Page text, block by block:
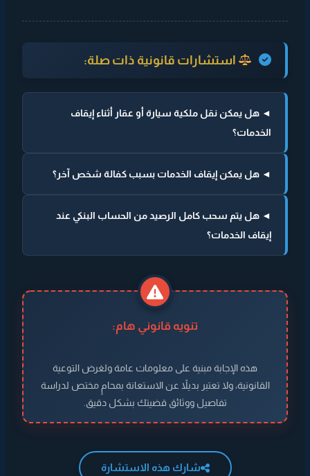
استشارات قانونية ذات صلة:
◄ هل يمكن نقل ملكية سيارة أو عقار أثناء إيقاف
الخدمات؟
◄ هل يمكن إيقاف الخدمات بسبب كفالة شخص آخر؟
◄ هل يتم سحب كامل الرصيد من الحساب البنكي عند
إيقاف الخدمات؟
تنويه قانوني هام:
هذه الإجابة مبنية على معلومات عامة ولغرض التوعية
القانونية، ولا تعتبر بديلاً عن الاستعانة بمحامٍ مختص لدراسة
تفاصيل ووثائق قضيتك بشكل دقيق.
شارك هذه الاستشارة